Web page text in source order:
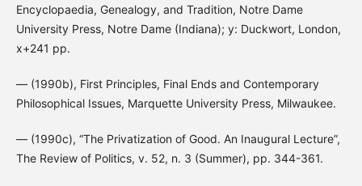
Encyclopaedia, Genealogy, and Tradition, Notre Dame
University Press, Notre Dame (Indiana); y: Duckwort, London,
x+241 pp.
— (1990b), First Principles, Final Ends and Contemporary
Philosophical Issues, Marquette University Press, Milwaukee.
— (1990c), “The Privatization of Good. An Inaugural Lecture”,
The Review of Politics, v. 52, n. 3 (Summer), pp. 344-361.